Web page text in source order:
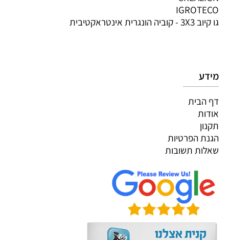
IGROTECO
גו קיוב 3X3 - קוביה הונגרית אינטראקטיבית
מידע
דף הבית
אודות
תקנון
הגנת הפרטיות
שאלות תשובות